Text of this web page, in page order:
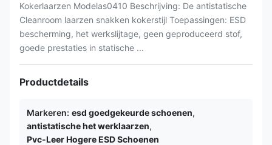
Kokerlaarzen Modelas0410 Beschrijving: De antistatische
Cleanroom laarzen snakken kokerstijl Toepassingen: ESD
bescherming, het werkslijtage, geen geproduceerd stof,
goede prestaties in statische ...
Productdetails
Markeren: esd goedgekeurde schoenen,
antistatische het werklaarzen,
Pvc-Leer Hogere ESD Schoenen